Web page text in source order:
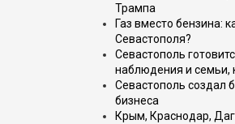
Трампа
Газ вместо бензина:
Севастополя?
Севастополь
наблюдения и семьи,
Севастополь создал
бизнеса
Крым, Краснодар,